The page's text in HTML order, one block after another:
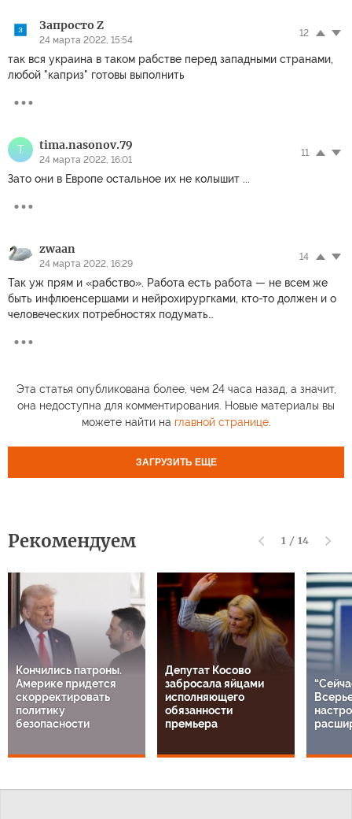
Запросто Z
24 марта 2022, 15:54
12
так вся украина в таком рабстве перед западными странами,
любой "каприз" готовы выполнить
T tima.nasonov.79
24 марта 2022, 16:01
11
Зато они в Европе остальное их не колышит ...
zwaan
24 марта 2022, 16:29
14
Так уж прям и «рабство». Работа есть работа — не всем же
быть инфлюенсершами и нейрохирургками, кто-то должен и о
человеческих потребностях подумать…
Эта статья опубликована более, чем 24 часа назад, а значит,
она недоступна для комментирования. Новые материалы вы
можете найти на главной странице.
ЗАГРУЗИТЬ ЕЩЕ
Рекомендуем 1 / 14
Кончились патроны.
Америке придется
скорректировать
политику
безопасности
Депутат Косово
забросала яйцами
исполняющего
обязанности
премьера